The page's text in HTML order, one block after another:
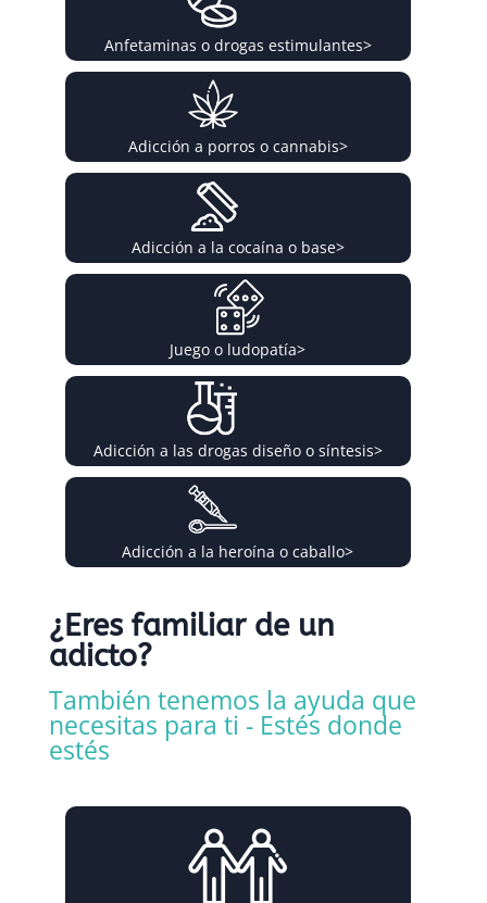
Anfetaminas o drogas estimulantes>
Adicción a porros o cannabis>
Adicción a la cocaína o base>
Juego o ludopatía>
Adicción a las drogas diseño o síntesis>
Adicción a la heroína o caballo>
¿Eres familiar de un
adicto?
También tenemos la ayuda que
necesitas para ti - Estés donde
estés